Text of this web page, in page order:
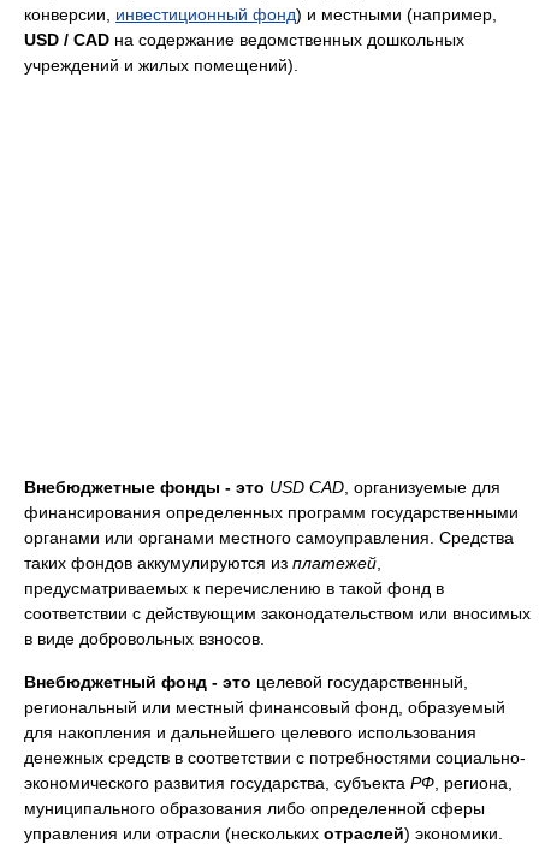
конверсии, инвестиционный фонд) и местными (например,
USD / CAD на содержание ведомственных дошкольных
учреждений и жилых помещений).
Внебюджетные фонды - это USD CAD , организуемые для
финансирования определенных программ государственными
органами или органами местного самоуправления. Средства
таких фондов аккумулируются из платежей
предусматриваемых к перечислению в такой фонд в
соответствии с действующим законодательством или вносимых
в виде добровольных взносов.
Внебюджетный фонд - это целевой государственный,
региональный или местный финансовый фонд, образуемый
для накопления и дальнейшего целевого использования
денежных средств в соответствии с потребностями социально-
экономического развития государства, субъекта РФ , региона,
муниципального образования либо определенной сферы
управления или отрасли (нескольких отраслей) экономики.